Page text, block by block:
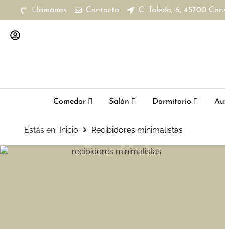
Llámanos Contacto C. Toledo, 6, 45700
Comedor Salón Dormitorio
Estás en: Inicio Recibidores minimalistas